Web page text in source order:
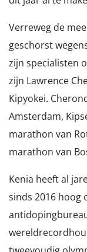
Verreweg de
geschorst
zijn specialisten
zijn Lawrence
Kipyokei.
Amsterdam,
marathon van
marathon van
Kenia heeft al
sinds 2016 hoog